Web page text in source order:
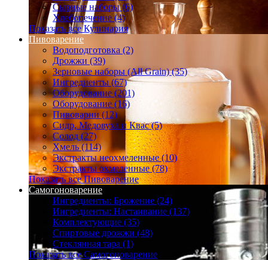
Сырные наборы (6)
Хлебопечение (4)
Показать все Кулинария
Пивоварение
Водоподготовка (2)
Дрожжи (39)
Зерновые наборы (All Grain) (35)
Ингредиенты (67)
Оборудование (201)
Оборудование (16)
Пивоварни (12)
Сидр, Медовуха и Квас (5)
Солод (27)
Хмель (114)
Экстракты неохмеленные (10)
Экстракты охмеленные (78)
Показать все Пивоварение
Самогоноварение
Ингредиенты: Брожение (24)
Ингредиенты: Настаивание (137)
Комплектующие (35)
Спиртовые дрожжи (48)
Стеклянная тара (1)
Показать все Самогоноварение